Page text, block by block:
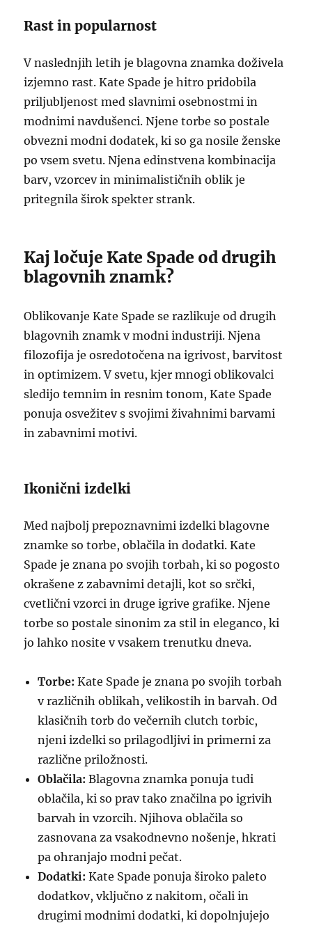
Rast in popularnost
V naslednjih letih je blagovna znamka doživela
izjemno rast. Kate Spade je hitro pridobila
priljubljenost med slavnimi osebnostmi in
modnimi navdušenci. Njene torbe so postale
obvezni modni dodatek, ki so ga nosile ženske
po vsem svetu. Njena edinstvena kombinacija
barv, vzorcev in minimalističnih oblik je
pritegnila širok spekter strank.
Kaj ločuje Kate Spade od drugih
blagovnih znamk?
Oblikovanje Kate Spade se razlikuje od drugih
blagovnih znamk v modni industriji. Njena
filozofija je osredotočena na igrivost, barvitost
in optimizem. V svetu, kjer mnogi oblikovalci
sledijo temnim in resnim tonom, Kate Spade
ponuja osvežitev s svojimi živahnimi barvami
in zabavnimi motivi.
Ikonični izdelki
Med najbolj prepoznavnimi izdelki blagovne
znamke so torbe, oblačila in dodatki. Kate
Spade je znana po svojih torbah, ki so pogosto
okrašene z zabavnimi detajli, kot so srčki,
cvetlični vzorci in druge igrive grafike. Njene
torbe so postale sinonim za stil in eleganco, ki
jo lahko nosite v vsakem trenutku dneva.
Torbe: Kate Spade je znana po svojih torbah
v različnih oblikah, velikostih in barvah. Od
klasičnih torb do večernih clutch torbic,
njeni izdelki so prilagodljivi in primerni za
različne priložnosti.
Oblačila: Blagovna znamka ponuja tudi
oblačila, ki so prav tako značilna po igrivih
barvah in vzorcih. Njihova oblačila so
zasnovana za vsakodnevno nošenje, hkrati
pa ohranjajo modni pečat.
Dodatki: Kate Spade ponuja široko paleto
dodatkov, vključno z nakitom, očali in
drugimi modnimi dodatki, ki dopolnjujejo